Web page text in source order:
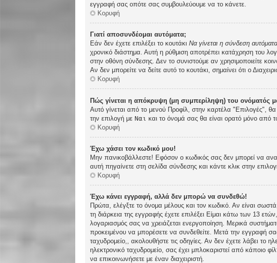
εγγραφή σας οπότε σας συμβουλεύουμε να το κάνετε.
Κορυφή
Γιατί αποσυνδέομαι αυτόματα;
Εάν δεν έχετε επιλέξει το κουτάκι Να γίνεται η σύνδεση
χρονικό διάστημα. Αυτή η ρύθμιση αποτρέπει κατάχρηση του
στην οθόνη σύνδεσης. Δεν το συνιστούμε αν χρησιμοποιείτε
Αν δεν μπορείτε να δείτε αυτό το κουτάκι, σημαίνει ότι ο
Κορυφή
Πώς γίνεται η απόκρυψη (μη συμπερίληψη) του ονόματός
Αυτό γίνεται από το μενού Προφίλ, στην καρτέλα "Επιλογές", θα
την επιλογή με Ναι και το όνομά σας θα είναι ορατό μόνο από
Κορυφή
Έχω χάσει τον κωδικό μου!
Μην πανικοβάλλεστε! Εφόσον ο κωδικός σας δεν μπορεί να
αυτή πηγαίνετε στη σελίδα σύνδεσης και κάντε κλικ στην
Κορυφή
Έχω κάνει εγγραφή, αλλά δεν μπορώ να συνδεθώ!
Πρώτα, ελέγξτε το όνομα μέλους και τον κωδικό. Αν είναι
τη διάρκεια της εγγραφής έχετε επιλέξει Είμαι κάτω των 13
λογαριασμός σας να χρειάζεται ενεργοποίηση. Μερικά
προκειμένου να μπορέσετε να συνδεθείτε. Μετά την εγγραφή
ταχυδρομείο,, ακολουθήστε τις οδηγίες. Αν δεν έχετε λάβει το
ηλεκτρονικό ταχυδρομείο, σας έχει μπλοκαριστεί από κάποιο
να επικοινωνήσετε με έναν διαχειριστή.